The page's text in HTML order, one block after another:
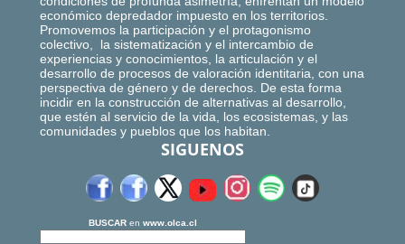
económico depredador impuesto en los territorios.
Promovemos la participación y el protagonismo
colectivo, la sistematización y el intercambio de
experiencias y conocimientos, la articulación y el
desarrollo de procesos de valoración identitaria, con una
perspectiva de género y de derechos. De esta forma
incidir en la construcción de alternativas al desarrollo,
que estén al servicio de la vida, los ecosistemas, y las
comunidades y pueblos que los habitan.
SIGUENOS
BUSCAR en www.olca.cl